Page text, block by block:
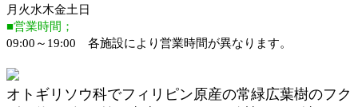
月火水木金土日
■営業時間；
09:00～19:00 各施設により営業時間が異なります。
オトギリソウ科でフィリピン原産の常緑広葉樹のフク